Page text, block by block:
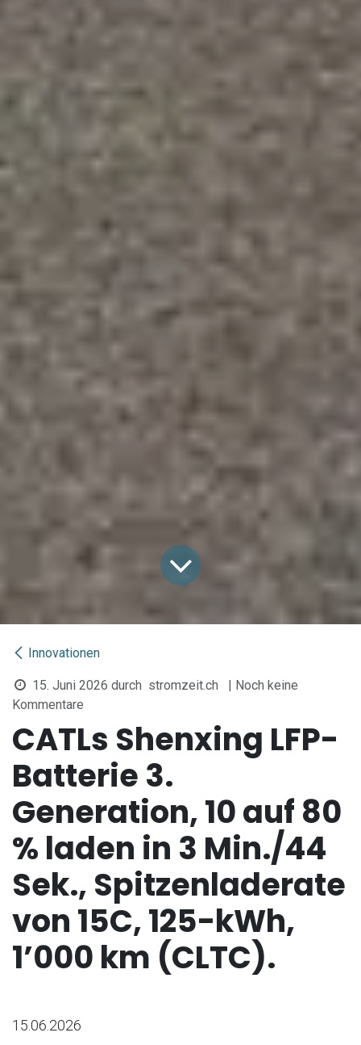
Innovationen
15. Juni 2026 durch stromzeit.ch
| Noch keine
Kommentare
CATLs Shenxing LFP-
Batterie 3.
Generation, 10 auf 80
% laden in 3 Min./44
Sek., Spitzenladerate
von 15C, 125-kWh,
1’000 km (CLTC).
15.06.2026